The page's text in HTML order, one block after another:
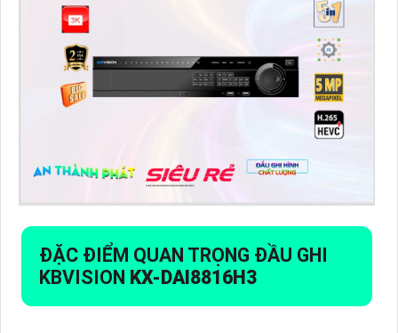
ĐẶC ĐIỂM QUAN TRỌNG ĐẦU GHI
KBVISION KX-DAI8816H3